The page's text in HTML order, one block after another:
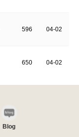
596 04-02
650 04-02
Blog